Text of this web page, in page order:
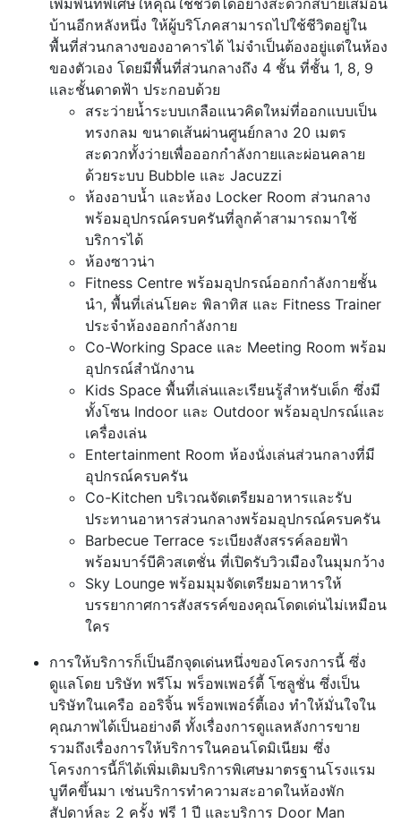
เพิ่มพื้นที่พิเศษให้คุณใช้ชีวิตได้อย่างสะดวกสบายเสมือน
บ้านอีกหลังหนึ่ง ให้ผู้บริโภคสามารถไปใช้ชีวิตอยู่ใน
พื้นที่ส่วนกลางของอาคารได้ ไม่จำเป็นต้องอยู่แต่ในห้อง
ของตัวเอง โดยมีพื้นที่ส่วนกลางถึง 4 ชั้น ที่ชั้น 1, 8, 9
และชั้นดาดฟ้า ประกอบด้วย
สระว่ายน้ำระบบเกลือแนวคิดใหม่ที่ออกแบบเป็น
ทรงกลม ขนาดเส้นผ่านศูนย์กลาง 20 เมตร
สะดวกทั้งว่ายเพื่อออกกำลังกายและผ่อนคลาย
ด้วยระบบ Bubble และ Jacuzzi
ห้องอาบน้ำ และห้อง Locker Room ส่วนกลาง
พร้อมอุปกรณ์ครบครันที่ลูกค้าสามารถมาใช้
บริการได้
ห้องซาวน่า
Fitness Centre พร้อมอุปกรณ์ออกกำลังกายชั้น
นำ, พื้นที่เล่นโยคะ พิลาทิส และ Fitness Trainer
ประจำห้องออกกำลังกาย
Co-Working Space และ Meeting Room พร้อม
อุปกรณ์สำนักงาน
Kids Space พื้นที่เล่นและเรียนรู้สำหรับเด็ก ซึ่งมี
ทั้งโซน Indoor และ Outdoor พร้อมอุปกรณ์และ
เครื่องเล่น
Entertainment Room ห้องนั่งเล่นส่วนกลางที่มี
อุปกรณ์ครบครัน
Co-Kitchen บริเวณจัดเตรียมอาหารและรับ
ประทานอาหารส่วนกลางพร้อมอุปกรณ์ครบครัน
Barbecue Terrace ระเบียงสังสรรค์ลอยฟ้า
พร้อมบาร์บีคิวสเตชั่น ที่เปิดรับวิวเมืองในมุมกว้าง
Sky Lounge พร้อมมุมจัดเตรียมอาหารให้
บรรยากาศการสังสรรค์ของคุณโดดเด่นไม่เหมือน
ใคร
การให้บริการก็เป็นอีกจุดเด่นหนึ่งของโครงการนี้ ซึ่ง
ดูแลโดย บริษัท พรีโม พร็อพเพอร์ตี้ โซลูชั่น ซึ่งเป็น
บริษัทในเครือ ออริจิ้น พร็อพเพอร์ตี้เอง ทำให้มั่นใจใน
คุณภาพได้เป็นอย่างดี ทั้งเรื่องการดูแลหลังการขาย
รวมถึงเรื่องการให้บริการในคอนโดมิเนียม ซึ่ง
โครงการนี้ก็ได้เพิ่มเติมบริการพิเศษมาตรฐานโรงแรม
บูทีคขึ้นมา เช่นบริการทำความสะอาดในห้องพัก
สัปดาห์ละ 2 ครั้ง ฟรี 1 ปี และบริการ Door Man